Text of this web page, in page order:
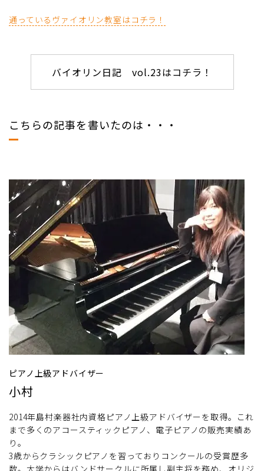
通っているヴァイオリン教室はコチラ！
バイオリン日記 vol.23はコチラ！
こちらの記事を書いたのは・・・
ピアノ上級アドバイザー
小村
2014年島村楽器社内資格ピアノ上級アドバイザーを取得。これ
まで多くのアコースティックピアノ、電子ピアノの販売実績あ
り。
3歳からクラシックピアノを習っておりコンクールの受賞歴多